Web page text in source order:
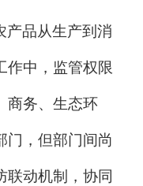
产品从生产到消
作中，监管权限
商务、生态环
门，但部门间尚
联动机制，协同